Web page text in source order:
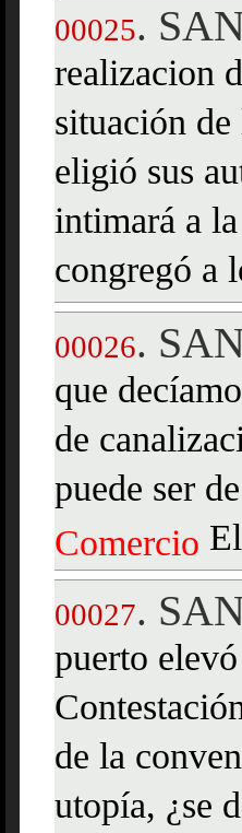
00025.
realizacion
situación
eligió sus
intimará a
congregó a
00026.
que
de
puede ser
Comercio
00027.
puerto
de la
utopía, ¿se